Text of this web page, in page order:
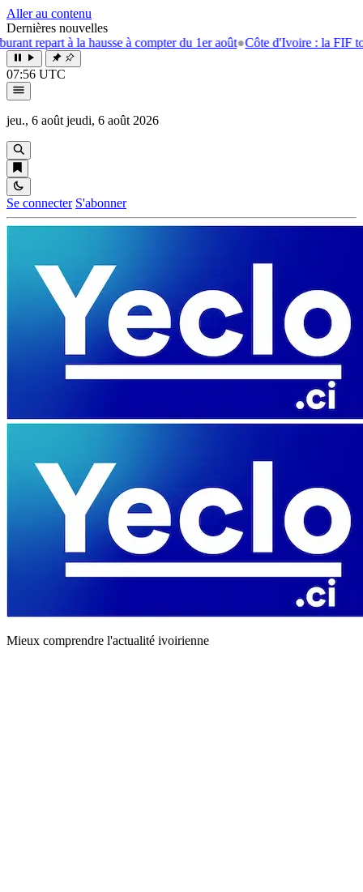
Aller au contenu
Dernières nouvelles
la hausse à compter du 1er août●Côte d'Ivoire : la FIF tourne la page
07:56 UTC
jeu., 6 août jeudi, 6 août 2026
Se connecter S'abonner
Mieux comprendre l'actualité ivoirienne